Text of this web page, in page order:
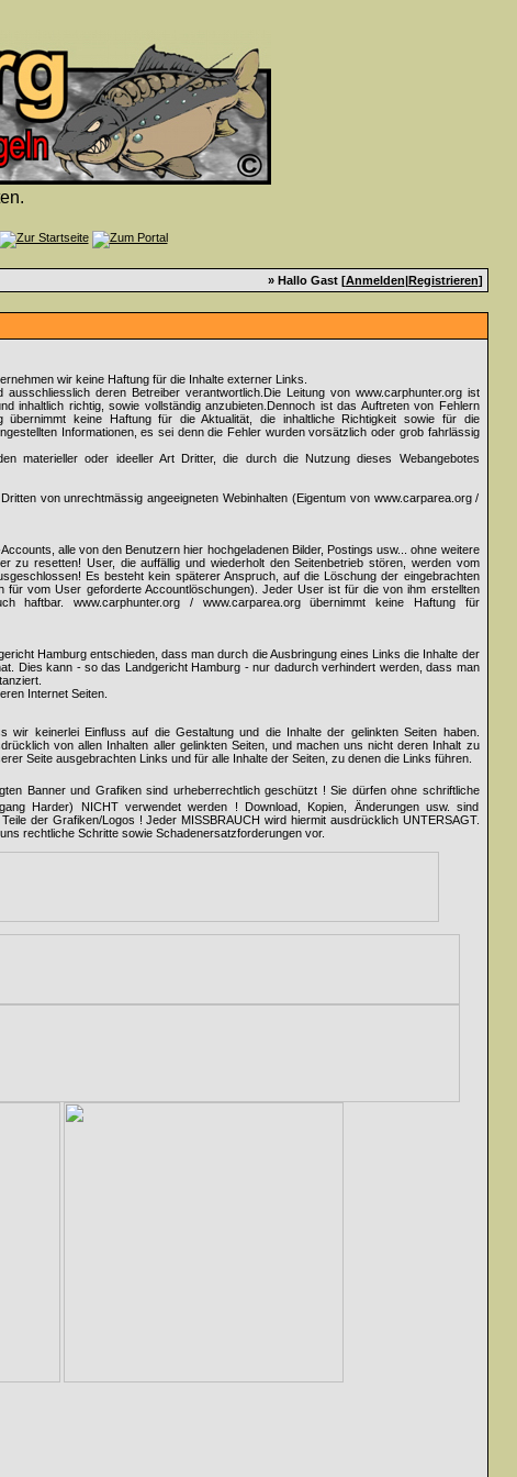
» Hallo Gast [Anmelden|Registrieren]
wir keine Haftung für die Inhalte externer Links.
deren Betreiber verantwortlich.Die Leitung von www.carphunter.org ist
inhaltlich richtig, sowie vollständig anzubieten.Dennoch ist das Auftreten von Fehlern
übernimmt keine Haftung für die Aktualität, die inhaltliche Richtigkeit sowie für die
Informationen, es sei denn die Fehler wurden vorsätzlich oder grob fahrlässig
materieller oder ideeller Art Dritter, die durch die Nutzung dieses Webangebotes
von unrechtmässig angeeigneten Webinhalten (Eigentum von www.carparea.org /
alle von den Benutzern hier hochgeladenen Bilder, Postings usw... ohne weitere
zu resetten! User, die auffällig und wiederholt den Seitenbetrieb stören, werden vom
Es besteht kein späterer Anspruch, auf die Löschung der eingebrachten
für vom User geforderte Accountlöschungen). Jeder User ist für die von ihm erstellten
haftbar. www.carphunter.org / www.carparea.org übernimmt keine Haftung für
Hamburg entschieden, dass man durch die Ausbringung eines Links die Inhalte der
Dies kann - so das Landgericht Hamburg - nur dadurch verhindert werden, dass man
Internet Seiten.
wir keinerlei Einfluss auf die Gestaltung und die Inhalte der gelinkten Seiten haben.
von allen Inhalten aller gelinkten Seiten, und machen uns nicht deren Inhalt zu
Seite ausgebrachten Links und für alle Inhalte der Seiten, zu denen die Links führen.
Banner und Grafiken sind urheberrechtlich geschützt ! Sie dürfen ohne schriftliche
Harder) NICHT verwendet werden ! Download, Kopien, Änderungen usw. sind
der Grafiken/Logos ! Jeder MISSBRAUCH wird hiermit ausdrücklich UNTERSAGT.
rechtliche Schritte sowie Schadenersatzforderungen vor.